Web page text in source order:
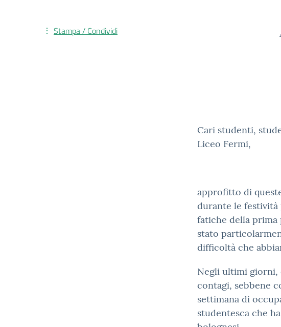
Cari studenti,
Liceo Fermi,
approfitto di
durante le
fatiche della prima
stato
difficoltà che
Negli ultimi giorni,
contagi, sebbene
settimana di
studentesca che
Stampa / Condividi